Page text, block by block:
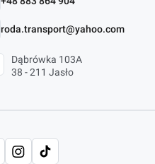
roda.transport@yahoo.com
Dąbrówka 103A
38 - 211 Jasło